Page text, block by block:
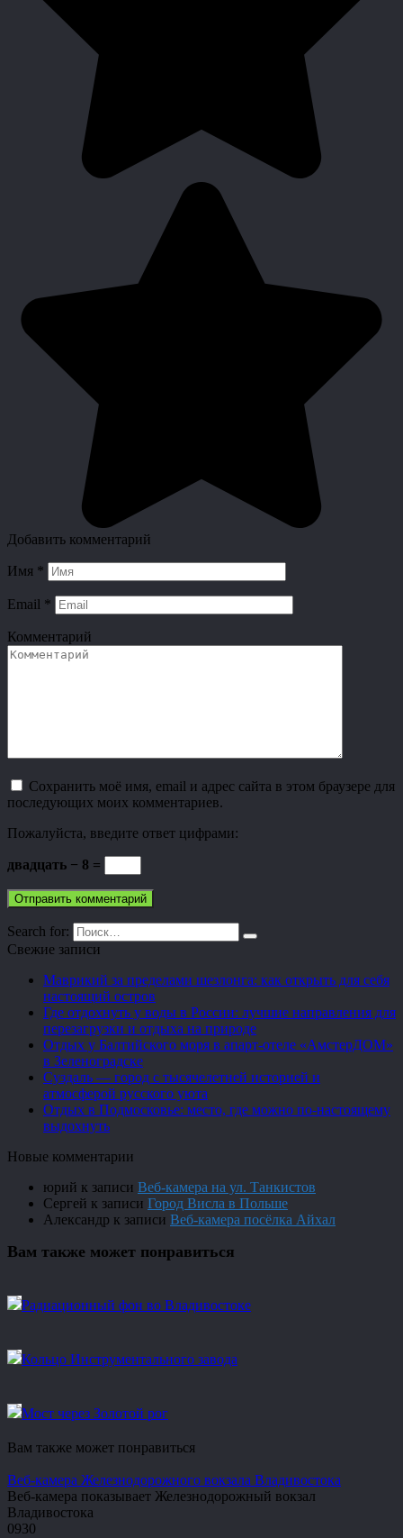
Добавить комментарий
Имя *
Email *
Комментарий
Сохранить моё имя, email и адрес сайта в этом браузере для
последующих моих комментариев.
Пожалуйста, введите ответ цифрами:
двадцать − 8 =
Search for:
Свежие записи
Маврикий за пределами шезлонга: как открыть для себя
настоящий остров
Где отдохнуть у воды в России: лучшие направления для
перезагрузки и отдыха на природе
Отдых у Балтийского моря в апарт-отеле «АмстерДОМ»
в Зеленоградске
Суздаль — город с тысячелетней историей и
атмосферой русского уюта
Отдых в Подмосковье: место, где можно по-настоящему
выдохнуть
Новые комментарии
юрий к записи Веб-камера на ул. Танкистов
Сергей к записи Город Висла в Польше
Александр к записи Веб-камера посёлка Айхал
Вам также может понравиться
Радиационный фон во Владивостоке
Кольцо Инструментального завода
Мост через Золотой рог
Вам также может понравиться
Веб-камера Железнодорожного вокзала Владивостока
Веб-камера показывает Железнодорожный вокзал
Владивостока
0930